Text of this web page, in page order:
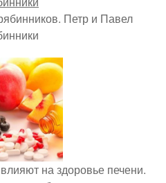
Петр и Павел
на здоровье печени.